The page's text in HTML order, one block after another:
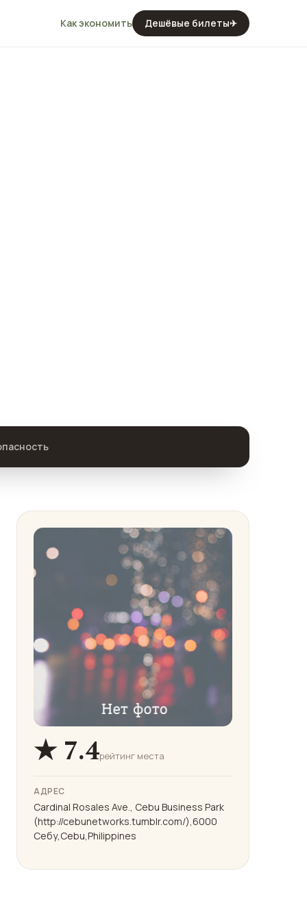
Как экономить Дешёвые билеты✈
★ 7.4рейтинг места
АДРЕС
Cardinal Rosales Ave., Cebu Business Park
(http://cebunetworks.tumblr.com/),6000
Себу,Cebu,Philippines